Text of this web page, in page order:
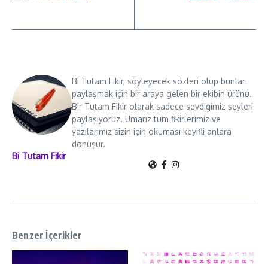
Bi Tutam Fikir
Bi Tutam Fikir, söyleyecek sözleri olup bunları
paylaşmak için bir araya gelen bir ekibin ürünü.
Bir Tutam Fikir olarak sadece sevdiğimiz şeyleri
paylaşıyoruz. Umarız tüm fikirlerimiz ve
yazılarımız sizin için okuması keyifli anlara
dönüşür.
Benzer İçerikler